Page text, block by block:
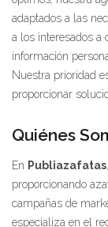
adaptados a las
a los interesados a
información
Nuestra prioridad
proporcionar
Quiénes
En Publiazafatas
proporcionando
campañas de
especializa en el